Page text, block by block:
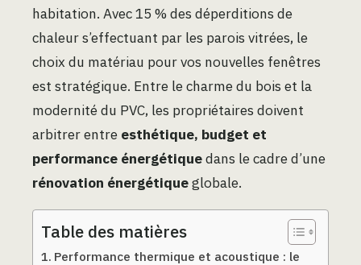
habitation. Avec 15 % des déperditions de
chaleur s’effectuant par les parois vitrées, le
choix du matériau pour vos nouvelles fenêtres
est stratégique. Entre le charme du bois et la
modernité du PVC, les propriétaires doivent
arbitrer entre esthétique, budget et
performance énergétiquedans le cadre d’une
rénovation énergétiqueglobale.
Table des matières
Performance thermique et acoustique : le